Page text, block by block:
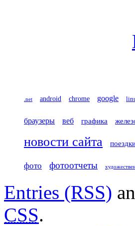
.net android chrome google
браузеры веб графика
новости сайта
фото фотоотчеты
Entries (RSS)
CSS.